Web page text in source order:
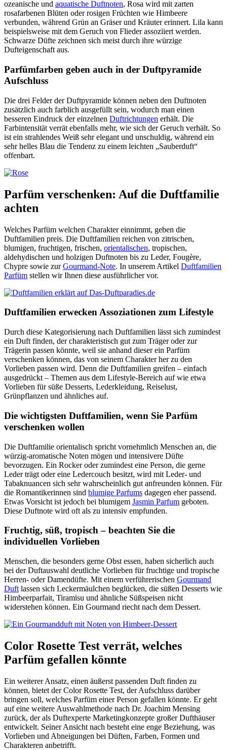
ozeanische und aquatische Duftnoten, Rosa wird mit zarten
rosafarbenen Blüten oder rosigen Früchten wie Himbeere
verbunden, während Grün an Gräser und Kräuter erinnert. Lila kann
beispielsweise mit dem Geruch von Flieder assoziiert werden.
Schwarze Düfte zeichnen sich meist durch ihre würzige
Dufteigenschaft aus.
Parfümfarben geben auch in der Duftpyramide
Aufschluss
Die drei Felder der Duftpyramide können neben den Duftnoten
zusätzlich auch farblich ausgefüllt sein, wodurch man einen
besseren Eindruck der einzelnen Duftrichtungen erhält. Die
Farbintensität verrät ebenfalls mehr, wie sich der Geruch verhält. So
ist ein strahlendes Weiß sehr elegant und unschuldig, während ein
sehr helles Blau die Tendenz zu einem leichten „Sauberduft“
offenbart.
Parfüm verschenken: Auf die Duftfamilie
achten
Welches Parfüm welchen Charakter einnimmt, geben die
Duftfamilien preis. Die Duftfamilien reichen von zitrischen,
blumigen, fruchtigen, frischen, orientalischen, tropischen,
aldehydischen und holzigen Duftnoten bis zu Leder, Fougère,
Chypre sowie zurGourmand-Note. In unserem Artikel Duftfamilien
Parfüm stellen wir Ihnen diese ausführlicher vor.
Duftfamilien erwecken Assoziationen zum Lifestyle
Durch diese Kategorisierung nach Duftfamilien lässt sich zumindest
ein Duft finden, der charakteristisch gut zum Träger oder zur
Trägerin passen könnte, weil sie anhand dieser ein Parfüm
verschenken können, das von seinem Charakter her zu den
Vorlieben passen wird. Denn die Duftfamilien greifen – einfach
ausgedrückt – Themen aus dem Lifestyle-Bereich auf wie etwa
Vorlieben für süße Desserts, Lederkleidung, Reiselust,
Grünpflanzen und ähnliches auf.
Die wichtigsten Duftfamilien, wenn Sie Parfüm
verschenken wollen
Die Duftfamilie orientalisch spricht vornehmlich Menschen an, die
würzig-aromatische Noten mögen und intensivere Düfte
bevorzugen. Ein Rocker oder zumindest eine Person, die gerne
Leder trägt oder eine Ledercouch besitzt, wird mit Leder- und
Tabaknuancen sich sehr wahrscheinlich gut anfreunden können. Für
die Romantikerinnen sind blumige Parfums dagegen eher passend.
Etwas Vorsicht ist jedoch bei blumigem Jasmin Parfum geboten.
Diese Duftnote wird oft als zu intensiv empfunden.
Fruchtig, süß, tropisch – beachten Sie die
individuellen Vorlieben
Menschen, die besonders gerne Obst essen, haben sicherlich auch
bei der Duftauswahl deutliche Vorlieben für fruchtige und tropische
Herren- oder Damendüfte. Mit einem verführerischen Gourmand
Duft lassen sich Leckermäulchen beglücken, die süßen Desserts wie
Himbeerparfait, Tiramisu und ähnliche Süßspeisen nicht
widerstehen können. Ein Gourmand riecht nach dem Dessert.
Color Rosette Test verrät, welches
Parfüm gefallen könnte
Ein weiterer Ansatz, einen äußerst passenden Duft finden zu
können, bietet der Color Rosette Test, der Aufschluss darüber
bringen soll, welches Parfüm einer Person gefallen könnte. Er geht
auf eine weitere Auswahlmethode nach Dr. Joachim Mensing
zurück, der als Duftexperte Marketingkonzepte großer Dufthäuser
entwickelt. Seiner Ansicht nach besteht eine enge Beziehung, was
Vorlieben und Abneigungen bei Düften, Farben, Formen und
Charakteren anbetrifft.